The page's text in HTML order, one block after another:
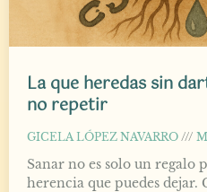
La que heredas sin
no repetir
GICELA LÓPEZ NAVARRO
Sanar no es solo un regalo
herencia que puedes dejar.